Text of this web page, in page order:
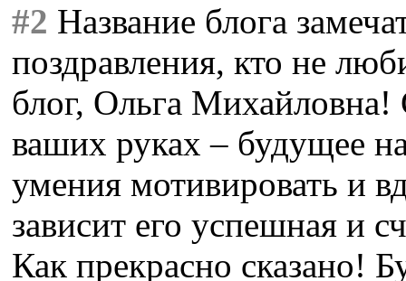
#2 Название блога
поздравления, кто не
блог, Ольга Михайловна!
ваших руках – будущее
умения мотивировать и
зависит его успешная и
Как прекрасно сказано!